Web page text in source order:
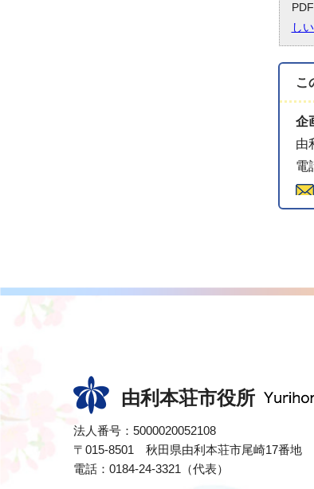
し
こ
企
由
電
由利本荘市役所
法人番号：5000020052108
〒015-8501 秋田県由利本荘市尾崎17番地
電話：0184-24-3321（代表）